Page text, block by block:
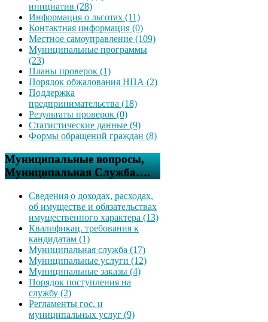
инициатив (28)
Информация о льготах (11)
Контактная информация (0)
Местное самоуправление (109)
Муниципальные программы
(23)
Планы проверок (1)
Порядок обжалования НПА (2)
Поддержка
предпринимательства (18)
Результаты проверок (0)
Статистические данные (9)
Формы обращений граждан (8)
Муниципальные вопросы,
Муниципальная Служба….
Сведения о доходах, расходах,
об имуществе и обязательствах
имущественного характера (13)
Квалификац. требования к
кандидатам (1)
Муниципальная служба (17)
Муниципальные услуги (12)
Муниципальные заказы (4)
Порядок поступления на
службу (2)
Регламенты гос. и
муниципальных услуг (9)